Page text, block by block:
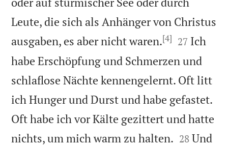
Leute, die sich als Anhänger von Christus
ausgaben, es aber nicht waren.[4] 

27 Ich
habe Erschöpfung und Schmerzen und
schlaflose Nächte kennengelernt. Oft litt
ich Hunger und Durst und habe gefastet.
Oft habe ich vor Kälte gezittert und hatte
nichts, um mich warm zu halten. 

28 Und